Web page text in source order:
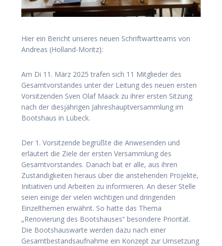
Hier ein Bericht unseres neuen Schriftwartteams von
Andreas (Holland-Moritz):
Am Di 11. März 2025 trafen sich 11 Mitglieder des
Gesamtvorstandes unter der Leitung des neuen ersten
Vorsitzenden Sven Olaf Maack zu ihrer ersten Sitzung
nach der diesjährigen Jahreshauptversammlung im
Bootshaus in Lübeck.
Der 1. Vorsitzende begrüßte die Anwesenden und
erläutert die Ziele der ersten Versammlung des
Gesamtvorstandes. Danach bat er alle, aus ihren
Zuständigkeiten heraus über die anstehenden Projekte,
Initiativen und Arbeiten zu informieren. An dieser Stelle
seien einige der vielen wichtigen und dringenden
Einzelthemen erwähnt. So hatte das Thema
„Renovierung des Bootshauses“ besondere Priorität.
Die Bootshauswarte werden dazu nach einer
Gesamtbestandsaufnahme ein Konzept zur Umsetzung